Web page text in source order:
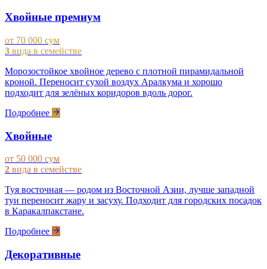
Хвойные премиум
от 70 000 сум
3 вида в семействе
Морозостойкое хвойное дерево с плотной пирамидальной
кроной. Переносит сухой воздух Аралкума и хорошо
подходит для зелёных коридоров вдоль дорог.
Подробнее
Хвойные
от 50 000 сум
2 вида в семействе
Туя восточная — родом из Восточной Азии, лучше западной
туи переносит жару и засуху. Подходит для городских посадок
в Каракалпакстане.
Подробнее
Декоративные